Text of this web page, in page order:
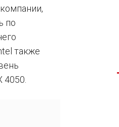
по
также
4050.